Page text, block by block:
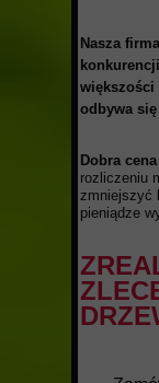
Nasza
większości
odbywa
Dobra
rozliczeniu
zmniejszyć
pieniądze